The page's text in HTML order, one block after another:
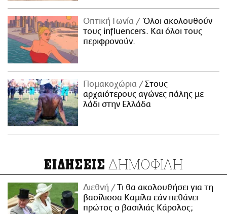
Οπτική Γωνία
Όλοι ακολουθούν
τους influencers. Και όλοι τους
περιφρονούν.
Πομακοχώρια
Στους
αρχαιότερους αγώνες πάλης με
λάδι στην Ελλάδα
ΕΙΔΗΣΕΙΣ ΔΗΜΟΦΙΛΗ
Διεθνή
Τι θα ακολουθήσει για τη
βασίλισσα Καμίλα εάν πεθάνει
πρώτος ο βασιλιάς Κάρολος;